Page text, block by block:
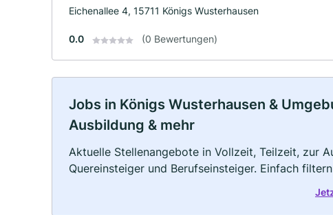
Eichenallee 4, 15711 Königs Wusterhausen
0.0 (0 Bewertungen)
Jobs in Königs Wusterhausen &
Ausbildung & mehr
Aktuelle Stellenangebote in Vollzeit, Teilzeit, zur
Quereinsteiger und Berufseinsteiger. Einfach